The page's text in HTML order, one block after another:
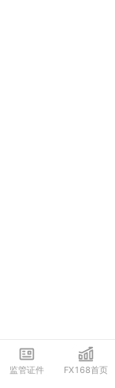
监管证件 FX168首页